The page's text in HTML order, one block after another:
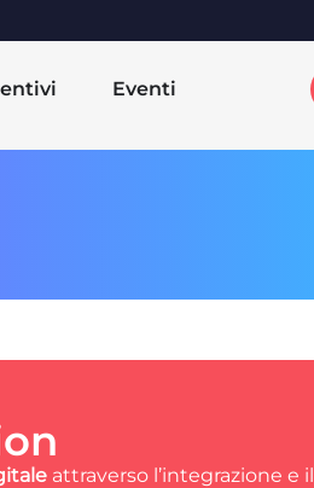
Eventi
attraverso l’integrazione e il